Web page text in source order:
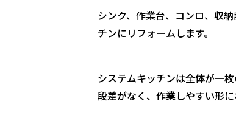
シンク、作業台、コンロ、収
チンにリフォームします。
システムキッチンは全体が一
段差がなく、作業しやすい形に